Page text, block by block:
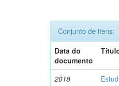
Conjunto de itens:
Data do
documento
2018